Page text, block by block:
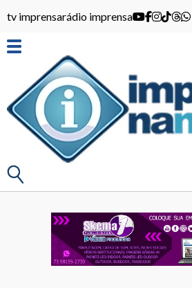
tv imprensarádio imprensa